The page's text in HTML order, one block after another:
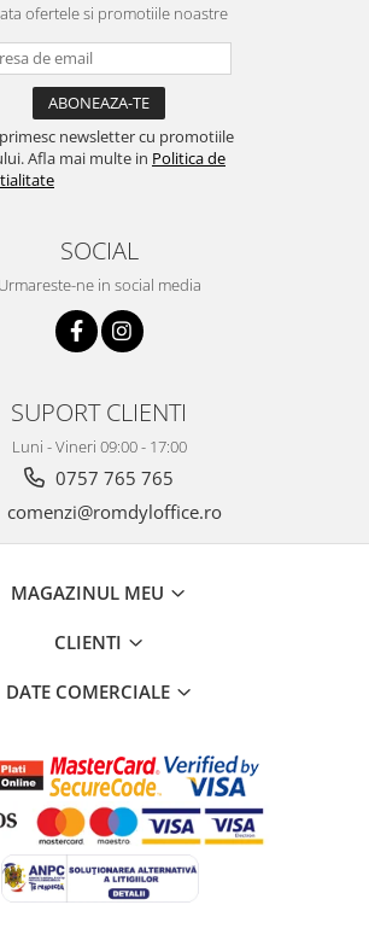
ofertele si promotiile noastre
newsletter cu promotiile
Afla mai multe in Politica de
SOCIAL
Urmareste-ne in social media
SUPORT CLIENTI
Luni - Vineri 09:00 - 17:00
0757 765 765
comenzi@romdyloffice.ro
MAGAZINUL MEU
CLIENTI
DATE COMERCIALE